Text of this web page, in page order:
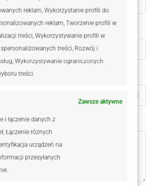
reklam, Wykorzystanie profili do
reklam, Tworzenie profili w
treści, Wykorzystywanie profili w
treści, Rozwój i
Wykorzystywanie ograniczonych
treści.
Zawsze aktywne
i łączenie danych z
Łączenie różnych
urządzeń na
przesyłanych